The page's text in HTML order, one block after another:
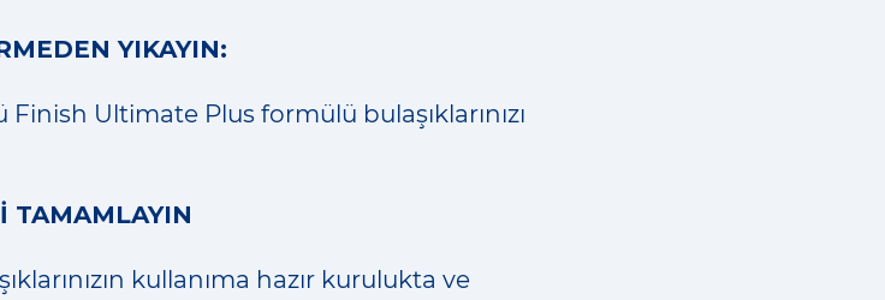
YIKAYIN:
Ultimate Plus formülü bulaşıklarınızı
TAMAMLAYIN
kullanıma hazır kurulukta ve